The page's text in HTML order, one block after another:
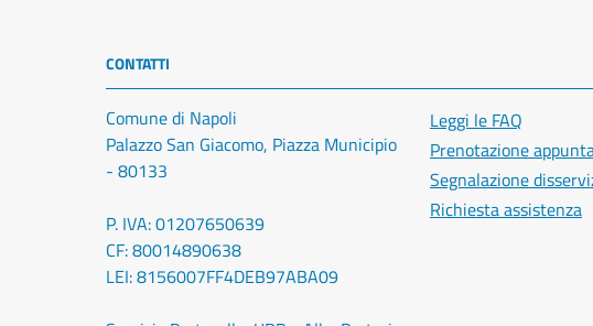
CONTATTI
Comune di Napoli
Palazzo San Giacomo, Piazza Municipio
- 80133
P. IVA: 01207650639
CF: 80014890638
LEI: 8156007FF4DEB97ABA09
Leggi le FAQ
Prenotazione
Segnalazione
Richiesta assistenza